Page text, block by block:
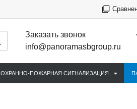
Заказать звонок
info@panoramasbgroup.ru
ОХРАННО-ПОЖАРНАЯ СИГНАЛИЗАЦИЯ